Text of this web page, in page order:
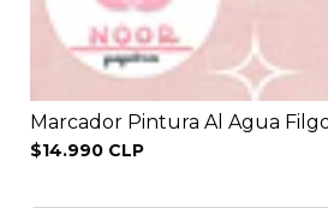
Marcador Pintura Al Agua
$14.990 CLP